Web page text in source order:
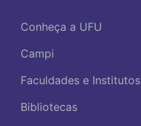
Conheça a UFU
Campi
Faculdades e Institutos
Bibliotecas